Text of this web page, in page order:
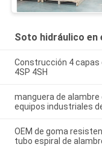
Soto hidráulico en
Construcción 4 capas
4SP 4SH
manguera de
equipos industriales
OEM de goma
tubo espiral de